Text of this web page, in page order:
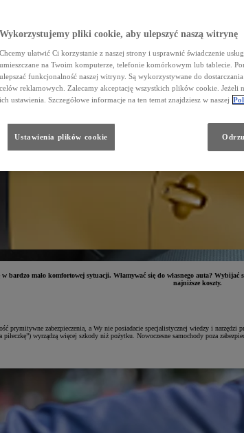
bardzo mało komfortowej sytuacji. Włamywać się do własnego auta?
najniższe koszty.
zabezpieczenia, a Wy nie posiadacie specjalistycznej wiedzy i
wyrządzą więcej szkody niż pożytku. Nowoczesne samochody poza
Wykorzystujemy pliki cookie, aby ulepszyć naszą witrynę
Chcemy ułatwić Ci korzystanie z naszej strony i usprawnić świadczenie
umieszczane na Twoim komputerze, telefonie komórkowym lub tablecie.
ulepszać funkcjonalność naszej witryny. Są wykorzystywane do
celów reklamowych. Zalecamy akceptację wszystkich plików cookie. Jeżeli
ich ustawienia. Szczegółowe informacje na ten temat znajdziesz w naszej
Ustawienia plików cookie